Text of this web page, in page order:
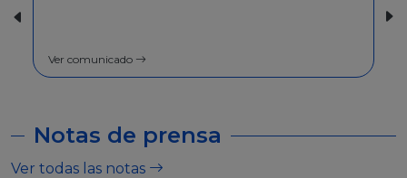
Ver comunicado
COMUNICADO - A la
Notas de prensa
Ver todas las notas